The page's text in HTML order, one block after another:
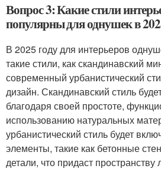
Вопрос 3: Какие стили
популярны для однушек в
В 2025 году для интерьеров
такие стили, как скандинавский
современный урбанистический
дизайн. Скандинавский стиль
благодаря своей простоте,
использованию натуральных
урбанистический стиль будет
элементы, такие как бетонные
детали, что придаст